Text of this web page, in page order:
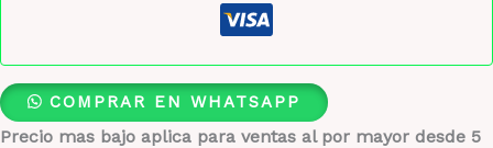
COMPRAR EN WHATSAPP
Precio mas bajo aplica para ventas al por mayor desde 5